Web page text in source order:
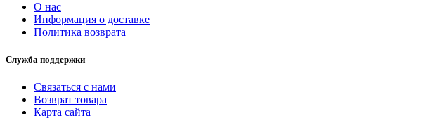
О нас
Информация о доставке
Политика возврата
Служба поддержки
Связаться с нами
Возврат товара
Карта сайта